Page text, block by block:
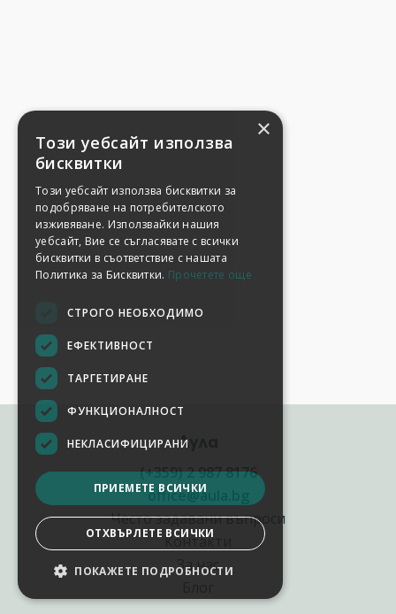
Аула
(+359) 2 987 8176
office@aula.bg
Често задавани въпроси
Контакти
За нас
×
Този уебсайт използва
бисквитки
Този уебсайт използва бисквитки за
подобряване на потребителското
изживяване. Използвайки нашия
уебсайт, Вие се съгласявате с всички
бисквитки в съответствие с нашата
Политика за Бисквитки. Прочетете още
СТРОГО НЕОБХОДИМО
ЕФЕКТИВНОСТ
ТАРГЕТИРАНЕ
ФУНКЦИОНАЛНОСТ
НЕКЛАСИФИЦИРАНИ
ПРИЕМЕТЕ ВСИЧКИ
ОТХВЪРЛЕТЕ ВСИЧКИ
ПОКАЖЕТЕ ПОДРОБНОСТИ